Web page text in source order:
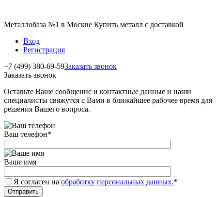
Металлобаза №1 в Москве Купить металл с доставкой
Вход
Регистрация
+7 (499) 380-69-59Заказать звонок
Заказать звонок
Оставьте Ваше сообщение и контактные данные и наши
специалисты свяжутся с Вами в ближайшее рабочее время для
решения Вашего вопроса.
Ваш телефон*
Ваше имя
Я согласен на обработку персональных данных.*